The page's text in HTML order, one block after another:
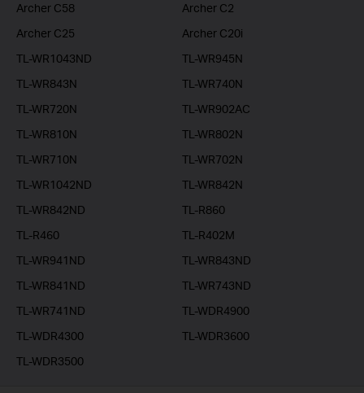
Archer C58
Archer C2
Archer C25
Archer C20i
TL-WR1043ND
TL-WR945N
TL-WR843N
TL-WR740N
TL-WR720N
TL-WR902AC
TL-WR810N
TL-WR802N
TL-WR710N
TL-WR702N
TL-WR1042ND
TL-WR842N
TL-WR842ND
TL-R860
TL-R460
TL-R402M
TL-WR941ND
TL-WR843ND
TL-WR841ND
TL-WR743ND
TL-WR741ND
TL-WDR4900
TL-WDR4300
TL-WDR3600
TL-WDR3500